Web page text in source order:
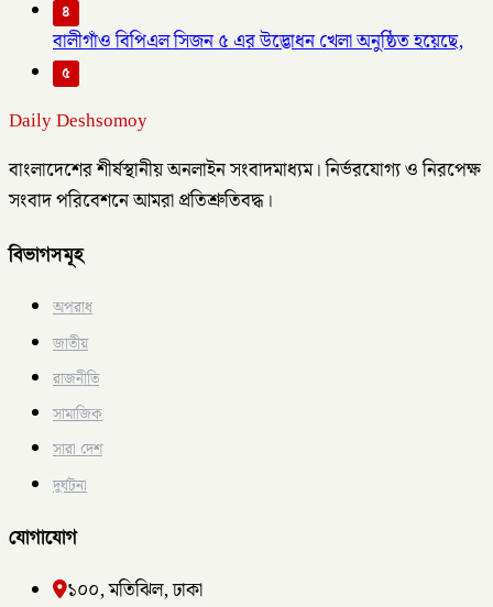
৪
বালীগাঁও বিপিএল সিজন ৫ এর উদ্ভোধন খেলা অনুষ্ঠিত হয়েছে,
৫
Daily Deshsomoy
বাংলাদেশের শীর্ষস্থানীয় অনলাইন সংবাদমাধ্যম। নির্ভরযোগ্য ও নিরপেক্ষ
সংবাদ পরিবেশনে আমরা প্রতিশ্রুতিবদ্ধ।
বিভাগসমূহ
অপরাধ
জাতীয়
রাজনীতি
সামাজিক
সারা দেশ
দুর্ঘটনা
যোগাযোগ
১০০, মতিঝিল, ঢাকা